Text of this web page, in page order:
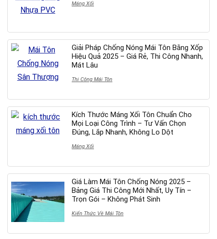
Máng Xối
Giải Pháp Chống Nóng Mái Tôn Bằng Xốp
Hiệu Quả 2025 – Giá Rẻ, Thi Công Nhanh,
Mát Lâu
Thi Công Mái Tôn
Kích Thước Máng Xối Tôn Chuẩn Cho
Mọi Loại Công Trình – Tư Vấn Chọn
Đúng, Lắp Nhanh, Không Lo Dột
Máng Xối
Giá Làm Mái Tôn Chống Nóng 2025 –
Bảng Giá Thi Công Mới Nhất, Uy Tín –
Trọn Gói – Không Phát Sinh
Kiến Thức Về Mái Tôn